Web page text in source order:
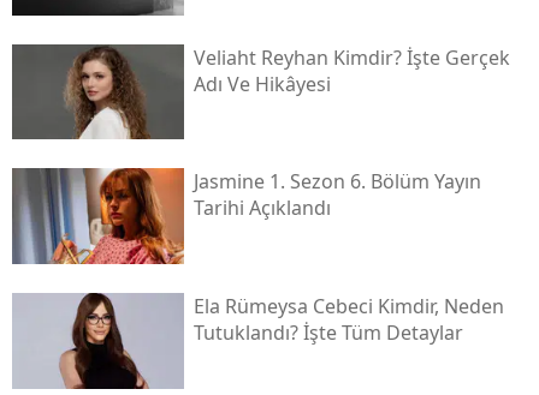
Veliaht Reyhan Kimdir? İşte Gerçek
Adı Ve Hikâyesi
Jasmine 1. Sezon 6. Bölüm Yayın
Tarihi Açıklandı
Ela Rümeysa Cebeci Kimdir, Neden
Tutuklandı? İşte Tüm Detaylar